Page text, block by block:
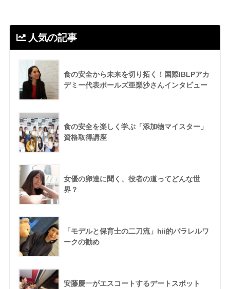
人気の記事
食の安全から未来を切り拓く！国際IBLPアカ
デミー代表ポールズ亜梨沙さんインタビュー
食の安全を楽しく学ぶ「添加物マイスター」
資格取得講座
女優の卵達に聞く、役者の道ってどんな世
界？
「モデルと保育士の二刀流」hii的パラレルワ
ークの勧め
安藤慶一がエスコートするデートスポット